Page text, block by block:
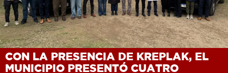
CON LA PRESENCIA DE KREPLAK, EL
MUNICIPIO PRESENTÓ CUATRO